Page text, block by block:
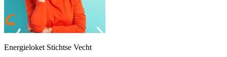
Energieloket Stichtse Vecht